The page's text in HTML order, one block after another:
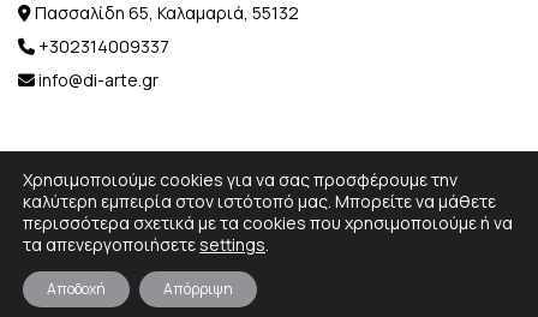
Πασσαλίδη 65, Καλαμαριά, 55132
+302314009337
info@di-arte.gr
© 2026 Designed and Developed by MediaBox.
All rights
reserved.
Χρησιμοποιούμε cookies για να σας προσφέρουμε την
καλύτερη εμπειρία στον ιστότοπό μας. Μπορείτε να μάθετε
περισσότερα σχετικά με τα cookies που χρησιμοποιούμε ή να
τα απενεργοποιήσετεsettings.
Αποδοχή Απόρριψη